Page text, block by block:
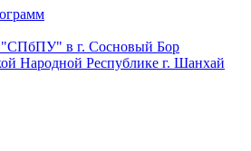
"СПбПУ" в г. Сосновый Бор
Народной Республике г. Шанхай